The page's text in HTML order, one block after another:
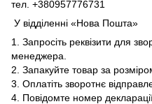
тел. +380957776731
У відділенні «Нова Пошта»
1. Запросіть реквізити для
менеджера.
2. Запакуйте товар за
3. Оплатіть зворотнє
4. Повідомте номер